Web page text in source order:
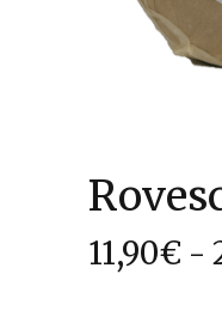
11,90€ -